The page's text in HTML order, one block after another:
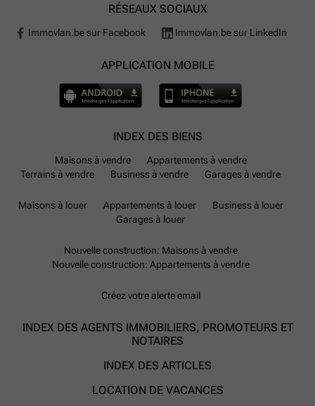
RÉSEAUX SOCIAUX
Immovlan.be sur Facebook Immovlan.be sur LinkedIn
APPLICATION MOBILE
INDEX DES BIENS
Maisons à vendre
Appartements à vendre
Terrains à vendre
Business à vendre Garages à vendre
Maisons à louer Appartements à louer
Business à louer
Garages à louer
Nouvelle construction: Maisons à vendre
Nouvelle construction: Appartements à vendre
Créez votre alerte email
INDEX DES AGENTS IMMOBILIERS, PROMOTEURS ET
NOTAIRES
INDEX DES ARTICLES
LOCATION DE VACANCES